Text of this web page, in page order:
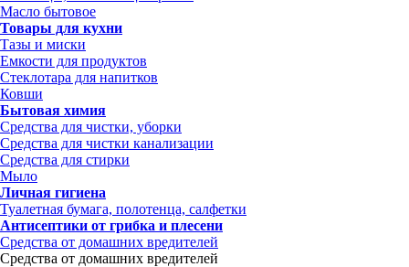
Масло бытовое
Товары для кухни
Тазы и миски
Емкости для продуктов
Стеклотара для напитков
Ковши
Бытовая химия
Средства для чистки, уборки
Средства для чистки канализации
Средства для стирки
Мыло
Личная гигиена
Туалетная бумага, полотенца, салфетки
Антисептики от грибка и плесени
Средства от домашних вредителей
Средства от домашних вредителей